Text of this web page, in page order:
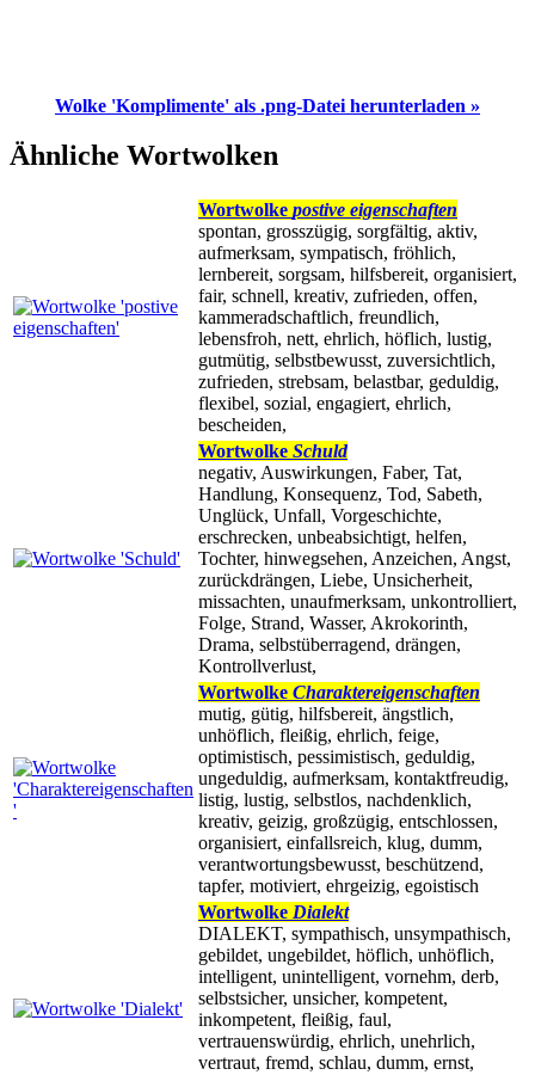
Wolke 'Komplimente' als .png-Datei herunterladen »
Ähnliche Wortwolken
Wortwolke postive eigenschaften
spontan, grosszügig, sorgfältig, aktiv,
aufmerksam, sympatisch, fröhlich,
lernbereit, sorgsam, hilfsbereit, organisiert,
fair, schnell, kreativ, zufrieden, offen,
kammeradschaftlich, freundlich,
lebensfroh, nett, ehrlich, höflich, lustig,
gutmütig, selbstbewusst, zuversichtlich,
zufrieden, strebsam, belastbar, geduldig,
flexibel, sozial, engagiert, ehrlich,
bescheiden,
Wortwolke Schuld
negativ, Auswirkungen, Faber, Tat,
Handlung, Konsequenz, Tod, Sabeth,
Unglück, Unfall, Vorgeschichte,
erschrecken, unbeabsichtigt, helfen,
Tochter, hinwegsehen, Anzeichen, Angst,
zurückdrängen, Liebe, Unsicherheit,
missachten, unaufmerksam, unkontrolliert,
Folge, Strand, Wasser, Akrokorinth,
Drama, selbstüberragend, drängen,
Kontrollverlust,
Wortwolke Charaktereigenschaften
mutig, gütig, hilfsbereit, ängstlich,
unhöflich, fleißig, ehrlich, feige,
optimistisch, pessimistisch, geduldig,
ungeduldig, aufmerksam, kontaktfreudig,
listig, lustig, selbstlos, nachdenklich,
kreativ, geizig, großzügig, entschlossen,
organisiert, einfallsreich, klug, dumm,
verantwortungsbewusst, beschützend,
tapfer, motiviert, ehrgeizig, egoistisch
Wortwolke Dialekt
DIALEKT, sympathisch, unsympathisch,
gebildet, ungebildet, höflich, unhöflich,
intelligent, unintelligent, vornehm, derb,
selbstsicher, unsicher, kompetent,
inkompetent, fleißig, faul,
vertrauenswürdig, ehrlich, unehrlich,
vertraut, fremd, schlau, dumm, ernst,